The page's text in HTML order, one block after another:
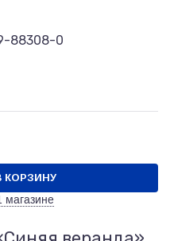
88308-0
КОРЗИНУ
магазине